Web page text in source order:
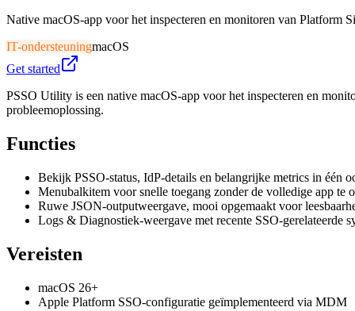
Native macOS-app voor het inspecteren en monitoren van Platform
IT-ondersteuningmacOS
Get started
PSSO Utility is een native macOS-app voor het inspecteren en
probleemoplossing.
Functies
Bekijk PSSO-status, IdP-details en belangrijke metrics in één
Menubalkitem voor snelle toegang zonder de volledige app te
Ruwe JSON-outputweergave, mooi opgemaakt voor
Logs & Diagnostiek-weergave met recente SSO-gerelateerde
Vereisten
macOS 26+
Apple Platform SSO-configuratie geïmplementeerd via MDM